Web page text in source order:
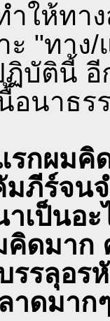
ำให้ทา
ะ "ทาง
บัตินี้ อี
อนาธร
กผมคิ
มภีร์จน
เป็นอ
คิดมาก
รรลุอร
าดมาก